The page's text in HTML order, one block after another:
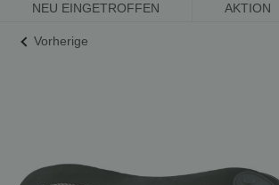
NEU EINGETROFFEN AKTION
Vorherige